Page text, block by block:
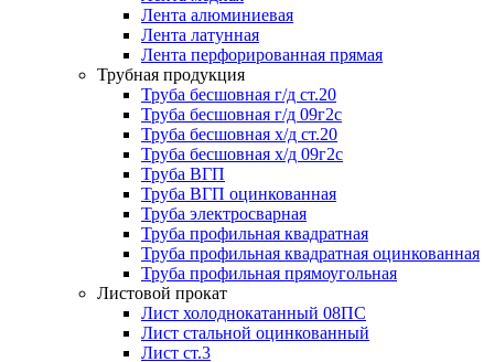
Лента алюминиевая
Лента латунная
Лента перфорированная прямая
Трубная продукция
Труба бесшовная г/д ст.20
Труба бесшовная г/д 09г2с
Труба бесшовная х/д ст.20
Труба бесшовная х/д 09г2с
Труба ВГП
Труба ВГП оцинкованная
Труба электросварная
Труба профильная квадратная
Труба профильная квадратная оцинкованная
Труба профильная прямоугольная
Листовой прокат
Лист холоднокатанный 08ПС
Лист стальной оцинкованный
Лист ст.3